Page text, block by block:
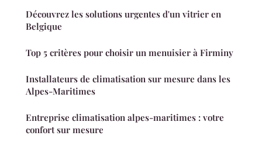
Découvrez les solutions urgentes d'un vitrier en
Belgique
Top 5 critères pour choisir un menuisier à Firminy
Installateurs de climatisation sur mesure dans les
Alpes-Maritimes
Entreprise climatisation alpes-maritimes : votre
confort sur mesure